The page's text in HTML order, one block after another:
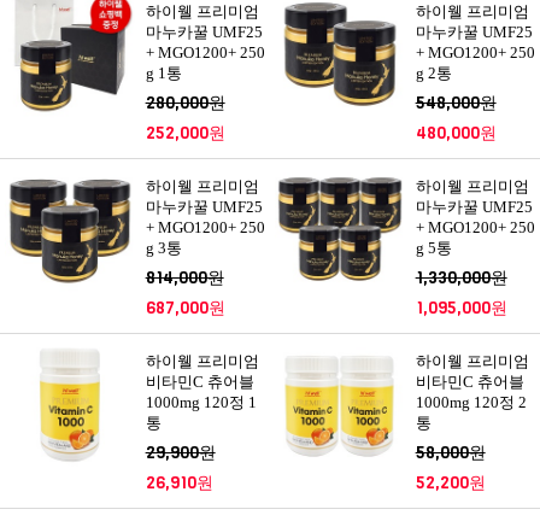
하이웰 프리미엄
마누카꿀 UMF25
+ MGO1200+ 250
g 1통
280,000원
252,000원
하이웰 프리미엄
마누카꿀 UMF25
+ MGO1200+ 250
g 2통
548,000원
480,000원
하이웰 프리미엄
마누카꿀 UMF25
+ MGO1200+ 250
g 3통
814,000원
687,000원
하이웰 프리미엄
마누카꿀 UMF25
+ MGO1200+ 250
g 5통
1,330,000원
1,095,000원
하이웰 프리미엄
비타민C 츄어블
1000mg 120정 1
통
29,900원
26,910원
하이웰 프리미엄
비타민C 츄어블
1000mg 120정 2
통
58,000원
52,200원